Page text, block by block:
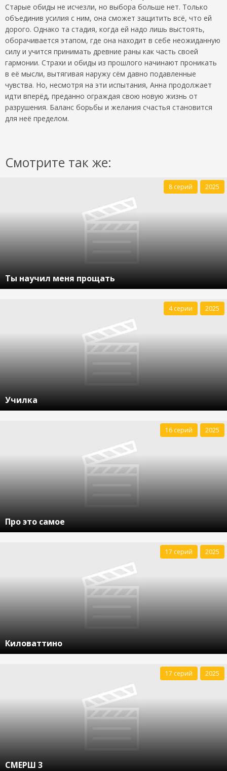
Старые обиды не исчезли, но выбора больше нет. Только
объединив усилия с ним, она сможет защитить всё, что ей
дорого. Однако та стадия, когда ей надо лишь выстоять,
оборачивается этапом, где она находит в себе неожиданную
силу и учится принимать древние раны как часть своей
гармонии. Страхи и обиды из прошлого начинают проникать
в её мысли, вытягивая наружу сём давно подавленные
чувства. Но, несмотря на эти испытания, Анна продолжает
идти вперёд, преданно ограждая свою новую жизнь от
разрушения. Баланс борьбы и желания счастья становится
для неё пределом.
Смотрите так же:
Ты научил меня прощать
8 серий 2025
Училка
4 серии 2025
Про это самое
16 серий 2025
Киловаттино
17 серий 2025
СМЕРШ 3
17 серий 2025